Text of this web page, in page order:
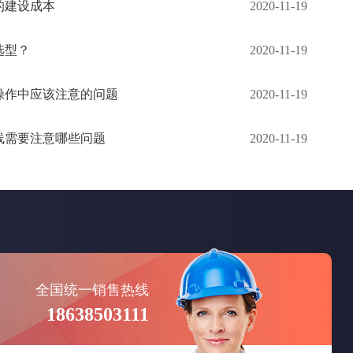
建设成本 2020-11-19
？ 2020-11-19
中应该注意的问题 2020-11-19
需要注意哪些问题 2020-11-19
全国统一销售热线
18638503111